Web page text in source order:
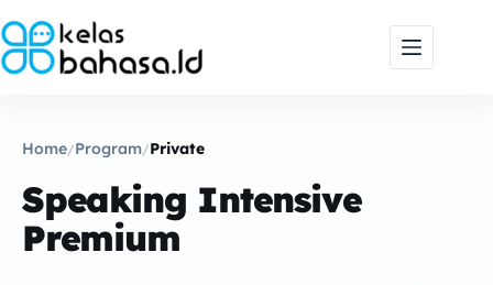
to
content
Home/Program/Private
Speaking Intensive
Premium